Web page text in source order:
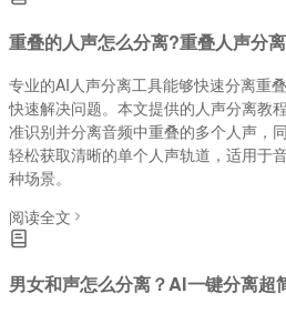
重叠的人声怎么分离?重叠人声分
专业的AI人声分离工具能够快速分离重
快速解决问题。本文提供的人声分离教
准识别并分离音频中重叠的多个人声，
轻松获取清晰的单个人声轨道，适用于
种场景。
阅读全文
男女和声怎么分离？AI一键分离超